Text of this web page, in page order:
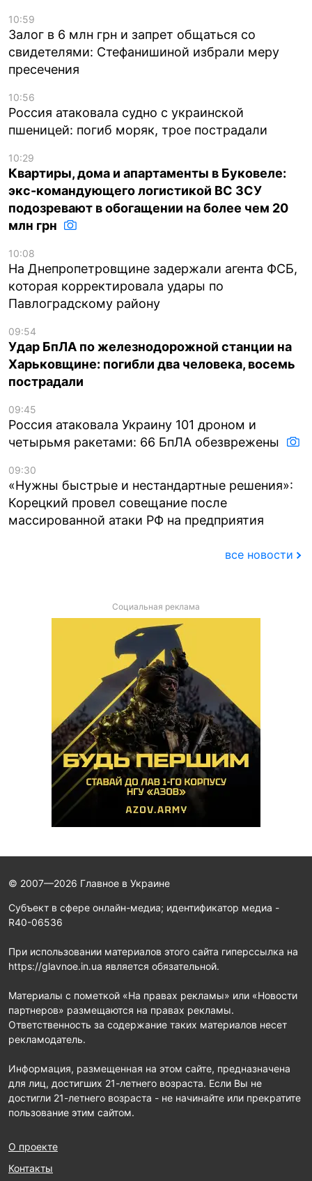
10:59
Залог в 6 млн грн и запрет общаться со
свидетелями: Стефанишиной избрали меру
пресечения
10:56
Россия атаковала судно с украинской
пшеницей: погиб моряк, трое пострадали
10:29
Квартиры, дома и апартаменты в Буковеле:
экс-командующего логистикой ВС ЗСУ
подозревают в обогащении на более чем 20
млн грн
10:08
На Днепропетровщине задержали агента ФСБ,
которая корректировала удары по
Павлоградскому району
09:54
Удар БпЛА по железнодорожной станции на
Харьковщине: погибли два человека, восемь
пострадали
09:45
Россия атаковала Украину 101 дроном и
четырьмя ракетами: 66 БпЛА обезврежены
09:30
«Нужны быстрые и нестандартные решения»:
Корецкий провел совещание после
массированной атаки РФ на предприятия
все новости
Социальная реклама
© 2007—2026 Главное в Украине
Субъект в сфере онлайн-медиа; идентификатор медиа -
R40-06536
При использовании материалов этого сайта гиперссылка на
https://glavnoe.in.ua является обязательной.
Материалы с пометкой «На правах рекламы» или «Новости
партнеров» размещаются на правах рекламы.
Ответственность за содержание таких материалов несет
рекламодатель.
Информация, размещенная на этом сайте, предназначена
для лиц, достигших 21-летнего возраста. Если Вы не
достигли 21-летнего возраста - не начинайте или прекратите
пользование этим сайтом.
О проекте
Контакты